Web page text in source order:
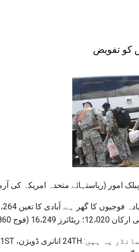
امور (ریاستہائے متحدہ امریکہ کی
شہری کاری فورس 3،626.